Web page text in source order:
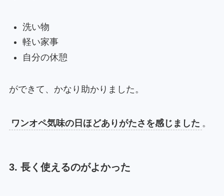
洗い物
軽い家事
自分の休憩
ができて、かなり助かりました。
ワンオペ気味の日ほどありがたさを感じました 。
3. 長く使えるのがよかった